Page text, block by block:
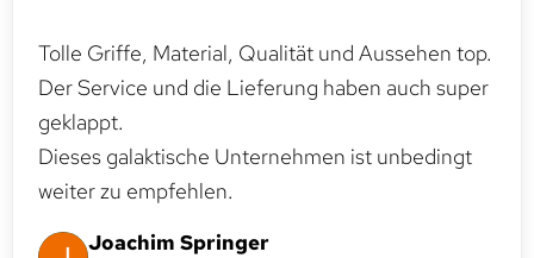
Tolle Griffe, Material, Qualität und Aussehen top.
Der Service und die Lieferung haben auch super
geklappt.
Dieses galaktische Unternehmen ist unbedingt
weiter zu empfehlen.
Joachim Springer